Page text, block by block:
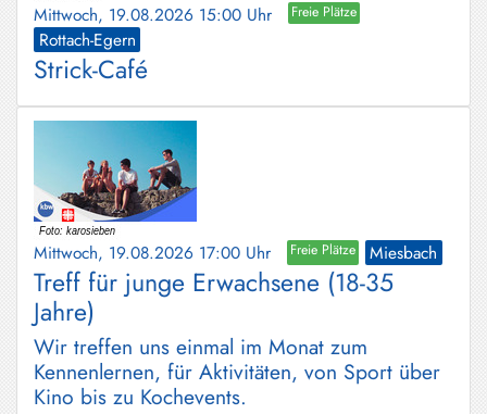
Mittwoch, 19.08.2026 15:00 Uhr Freie Plätze
Rottach-Egern
Strick-Café
Mittwoch, 19.08.2026 17:00 Uhr Freie Plätze Miesbach
Treff für junge Erwachsene (18-35
Jahre)
Wir treffen uns einmal im Monat zum
Kennenlernen, für Aktivitäten, von Sport über
Kino bis zu Kochevents.